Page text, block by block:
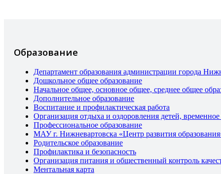
Образование
Департамент образования администрации города
Дошкольное общее образование
Начальное общее, основное общее, среднее общее
Дополнительное образование
Воспитание и профилактическая работа
Организация отдыха и оздоровления детей,
Профессиональное образование
МАУ г. Нижневартовска «Центр развития
Родительское образование
Профилактика и безопасность
Организация питания и общественный контроль
Ментальная карта